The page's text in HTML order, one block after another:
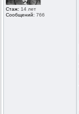
Стаж: 14 лет
Сообщений: 766